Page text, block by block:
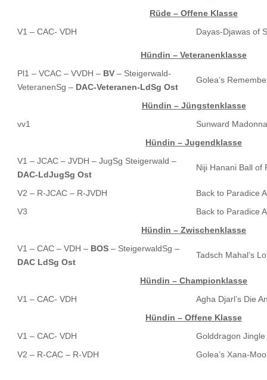
Rüde – Offene Klasse
V1 – CAC- VDH
Dayas-Djawas of
Hündin – Veteranenklasse
Pl1 – VCAC – VVDH – BV – Steigerwald-
VeteranenSg – DAC-Veteranen-LdSg Ost
Golea’s
Hündin – Jüngstenklasse
vv1
Sunward Madonna
Hündin – Jugendklasse
V1 – JCAC – JVDH – JugSg Steigerwald –
DAC-LdJugSg Ost
Niji Hanani Ball of
V2 – R-JCAC – R-JVDH
Back to Paradice
V3
Back to Paradice
Hündin – Zwischenklasse
V1 – CAC – VDH – BOS – SteigerwaldSg –
DAC LdSg Ost
Tadsch Mahal’s
Hündin – Championklasse
V1 – CAC- VDH
Agha Djarl’s Die
Hündin – Offene Klasse
V1 – CAC- VDH
Golddragon Jingle
V2 – R-CAC – R-VDH
Golea’s Xana-